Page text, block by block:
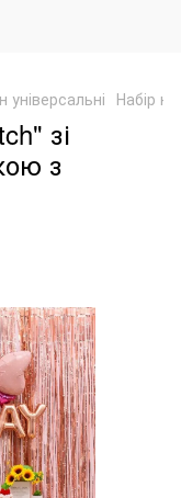
Набір
зі
з